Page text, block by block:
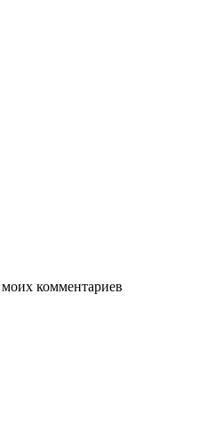
комментариев